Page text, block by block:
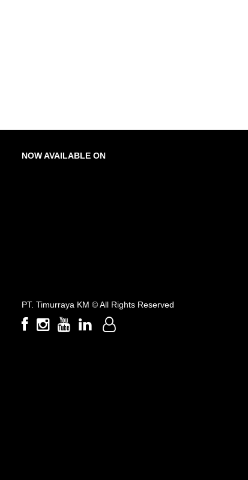
NOW AVAILABLE ON
PT. Timurraya KM ©All Rights Reserved